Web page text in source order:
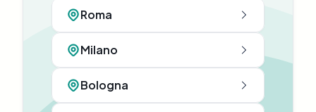
Roma
Milano
Bologna